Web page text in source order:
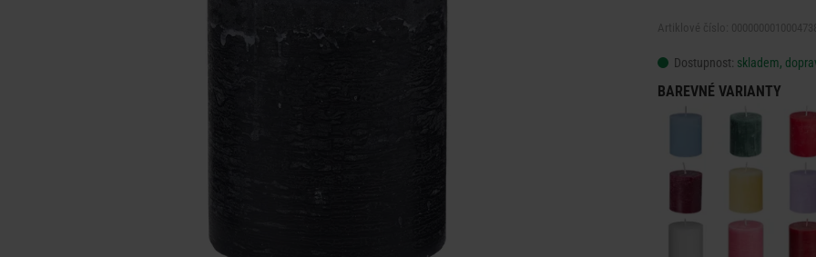
Dostupnost: skladem,
BAREVNÉ VARIANTY